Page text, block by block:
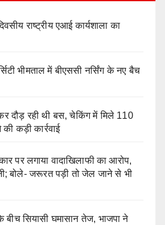
राष्ट्रीय एआई कार्यशाला का
भीमताल में बीएससी नर्सिंग के नए बैच
दौड़ रही थी बस, चेकिंग में मिले 110
की कड़ी कार्रवाई
पर लगाया वादाखिलाफी का आरोप,
बोले- जरूरत पड़ी तो जेल जाने से भी
बीच सियासी घमासान तेज, भाजपा ने